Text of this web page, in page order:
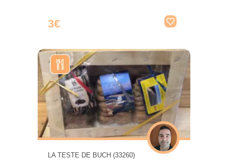
3€
LA TESTE DE BUCH (33260)